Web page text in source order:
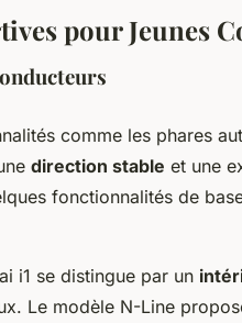
pour Jeunes
comme les phares
direction stable et une
fonctionnalités de
i1 se distingue par un
Le modèle N-Line